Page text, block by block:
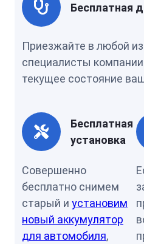
Бесплатная
Приезжайте в любой
специалисты
текущее состояние
Бесплатная
установка
Совершенно
бесплатно снимем
старый и установим
новый аккумулятор
для автомобиля,